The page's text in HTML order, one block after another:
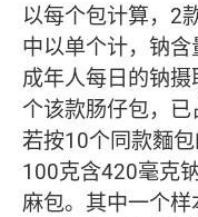
以每个包计算，2
中以单个计，钠
成年人每日的钠
个该款肠仔包，已
若按10个同款麵
100克含420毫克
麻包。其中一个